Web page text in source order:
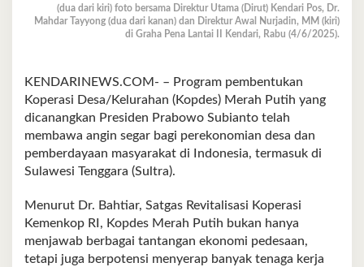
(dua dari kiri) foto bersama Direktur Utama (Dirut) Kendari Pos, Dr.
Mahdar Tayyong (dua dari kanan) dan Direktur Awal Nurjadin, MM (kiri)
di Graha Pena Lantai II Kendari, Rabu (4/6/2025).
KENDARINEWS.COM- – Program pembentukan
Koperasi Desa/Kelurahan (Kopdes) Merah Putih yang
dicanangkan Presiden Prabowo Subianto telah
membawa angin segar bagi perekonomian desa dan
pemberdayaan masyarakat di Indonesia, termasuk di
Sulawesi Tenggara (Sultra).
Menurut Dr. Bahtiar, Satgas Revitalisasi Koperasi
Kemenkop RI, Kopdes Merah Putih bukan hanya
menjawab berbagai tantangan ekonomi pedesaan,
tetapi juga berpotensi menyerap banyak tenaga kerja